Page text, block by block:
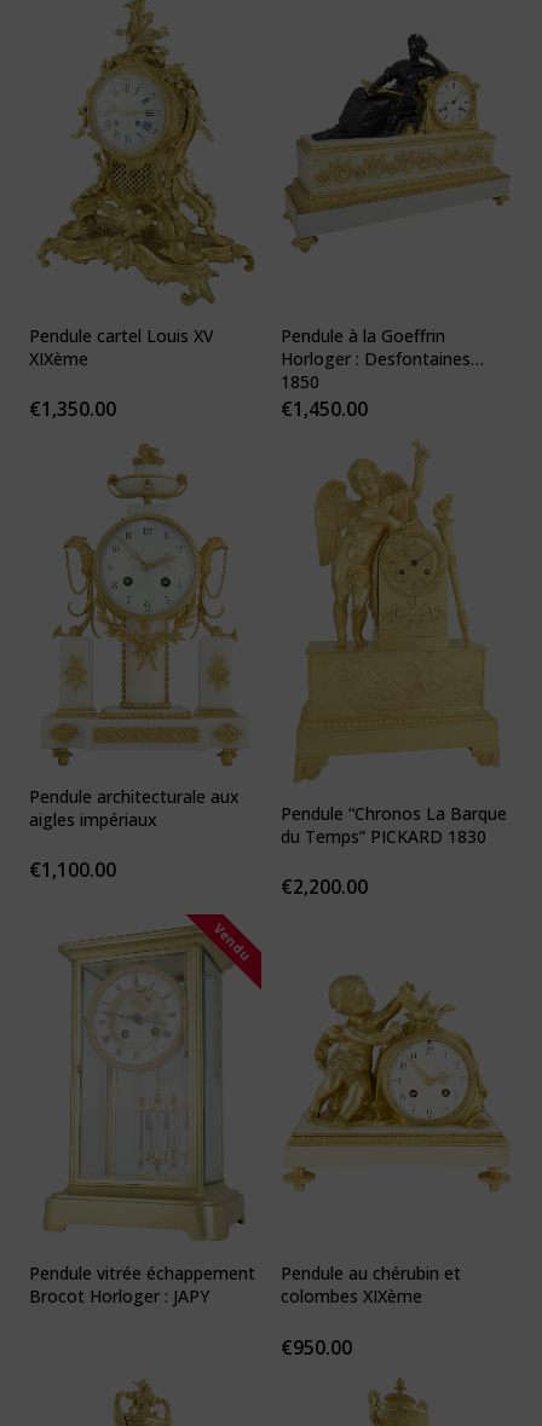
Pendule cartel Louis XV
XIXème
€1,350.00
Pendule à la Goeffrin
Horloger : Desfontaines
1850
€1,450.00
Pendule architecturale aux
aigles impériaux
€1,100.00
Pendule “Chronos La Barque
du Temps” PICKARD 1830
€2,200.00
Vendu
Pendule vitrée échappement
Brocot Horloger : JAPY
Pendule au chérubin et
colombes XIXème
€950.00